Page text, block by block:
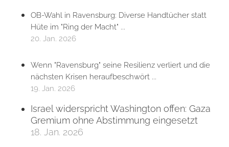
OB-Wahl in Ravensburg: Diverse Handtücher statt
Hüte im "Ring der Macht" ...
20. Jan. 2026
Wenn "Ravensburg" seine Resilienz verliert und die
nächsten Krisen heraufbeschwört ...
19. Jan. 2026
Israel widerspricht Washington offen: Gaza
Gremium ohne Abstimmung eingesetzt
18. Jan. 2026